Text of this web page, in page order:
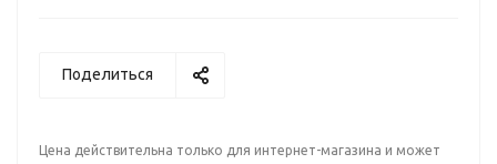
Поделиться
Цена действительна только для интернет-магазина и может